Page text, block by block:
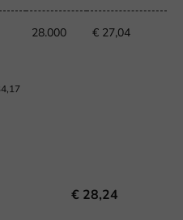
28.000 € 27,04
€ 28,24